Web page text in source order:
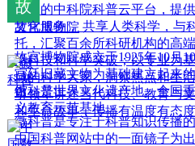
打造的中科院科普云平台，提
文化服务， 共享人类科学，与
托，汇聚百余所科研机构的高
沿科技和科学突破；以专业为
域的科学大家，洞察热点和生
引领，讲述当代科技、教育与
和生命故事，传播有温度有态度
故宫博物院
故宫博物院成立于1925年10月
宫廷旧藏文物为基础建立起来
馆，是世界文化遗产地、全国
义教育示范基地。
微科普
微科普是专注于科普知识传播
中国科普网站中的一面镜子为